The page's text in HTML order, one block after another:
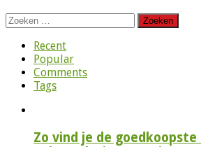
Zoeken
Recent
Popular
Comments
Tags
Zo vind je de goedkoopste